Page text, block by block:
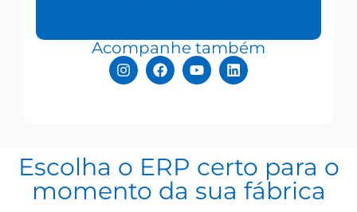
Acompanhe também
Escolha o ERP certo para o
momento da sua fábrica